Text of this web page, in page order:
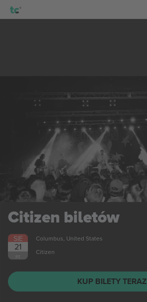
Citizen biletów
SIE
21
PT.
Columbus, United States
Citizen
KUP BILETY TERAZ